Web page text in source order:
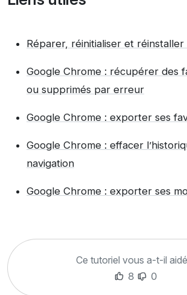
Réparer, réinitialiser et
Google Chrome : récupérer des
ou supprimés par erreur
Google Chrome : exporter ses
Google Chrome : effacer
navigation
Google Chrome : exporter ses
Ce tutoriel vous a-t-il
8
0